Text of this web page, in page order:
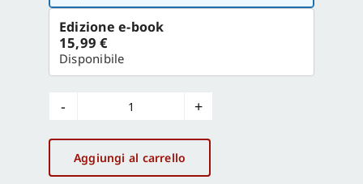
Edizione e-book
15,99 €
Disponibile
Nuovi
strumenti
per
la
Aggiungi al carrello